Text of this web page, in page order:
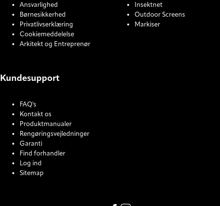
Ansvarlighed
Børnesikkerhed
Privatlivserklæring
Cookiemeddelelse
Arkitekt og Entreprenør
Insektnet
Outdoor Screens
Markiser
Kundesupport
FAQ's
Kontakt os
Produktmanualer
Rengøringsvejledninger
Garanti
Find forhandler
Log ind
Sitemap